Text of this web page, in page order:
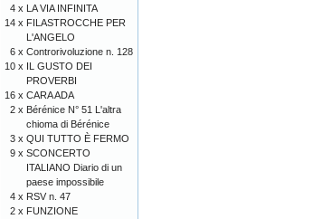
4 x LA VIA INFINITA
14 x FILASTROCCHE PER
L'ANGELO
6 x Controrivoluzione n. 128
10 x IL GUSTO DEI
PROVERBI
16 x CARA ADA
2 x Bérénice N° 51 L'altra
chioma di Bérénice
3 x QUI TUTTO È FERMO
9 x SCONCERTO
ITALIANO Diario di un
paese impossibile
4 x RSV n. 47
2 x FUNZIONE